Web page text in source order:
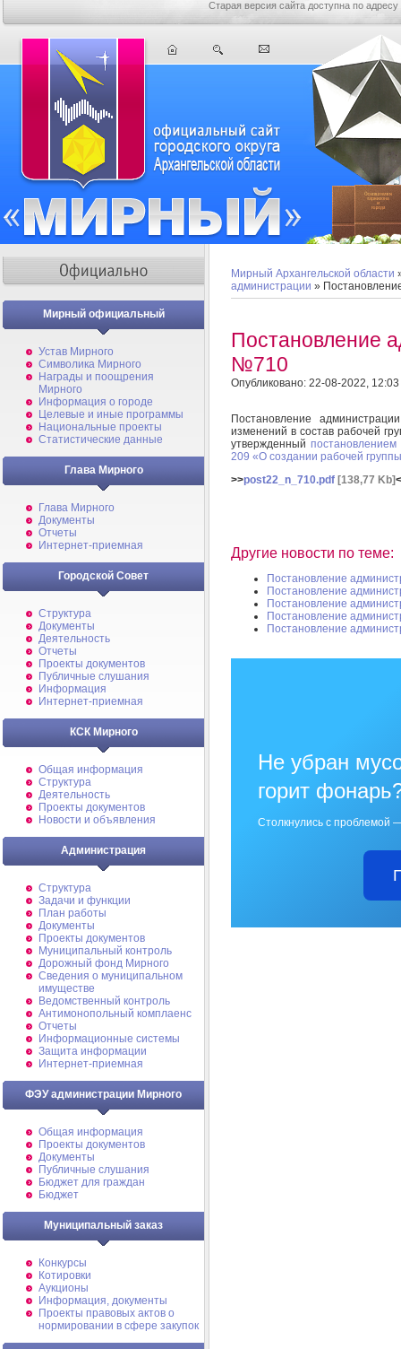
Старая версия сайта доступна по адресу
Мирный официальный
Устав Мирного
Символика Мирного
Награды и поощрения
Мирного
Информация о городе
Целевые и иные программы
Национальные проекты
Статистические данные
Глава Мирного
Глава Мирного
Документы
Отчеты
Интернет-приемная
Городской Совет
Структура
Документы
Деятельность
Отчеты
Проекты документов
Публичные слушания
Информация
Интернет-приемная
КСК Мирного
Общая информация
Структура
Деятельность
Проекты документов
Новости и объявления
Администрация
Структура
Задачи и функции
План работы
Документы
Проекты документов
Муниципальный контроль
Дорожный фонд Мирного
Cведения о муниципальном
имуществе
Ведомственный контроль
Антимонопольный комплаенс
Отчеты
Информационные системы
Защита информации
Интернет-приемная
ФЭУ администрации Мирного
Общая информация
Проекты документов
Документы
Публичные слушания
Бюджет для граждан
Бюджет
Муниципальный заказ
Конкурсы
Котировки
Аукционы
Информация, документы
Проекты правовых актов о
нормировании в сфере закупок
Мирный Архангельской области
администрации »
Постановление
№710
Опубликовано: 22-08-2022, 12:03
Постановление
изменений в состав рабочей
утвержденный
209 «О создании рабочей
>>post22_n_710.pdf [138,77 Kb]
Другие новости по теме:
Постановление
Постановление
Постановление
Постановление
Постановление
Не убран
горит
Столкнулись с проблемой